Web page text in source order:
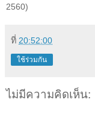
2560)
ที่ 20:52:00
ใช้ร่วมกัน
ไม่มีความคิดเห็น: